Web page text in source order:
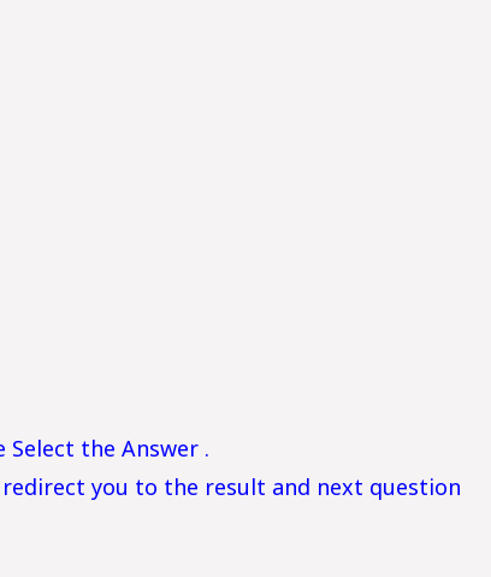
Select the Answer .
you to the result and next question